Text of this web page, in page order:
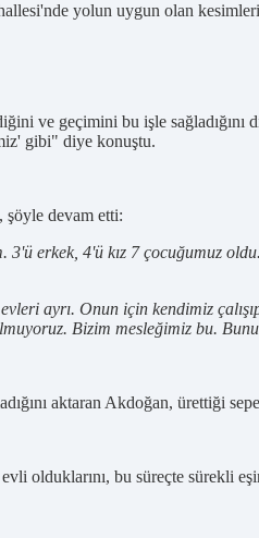
yolun uygun olan
ve geçimini bu işle
gibi" diye konuştu.
şöyle devam etti:
3'ü erkek, 4'ü kız 7 çocuğumuz
ayrı. Onun için kendimiz
Bizim mesleğimiz bu.
aktaran Akdoğan, ürettiği
olduklarını, bu süreçte sürekli